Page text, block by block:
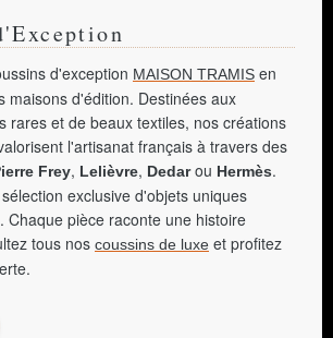
d'exception MAISON TRAMIS en
maisons d'édition. Destinées aux
rares et de beaux textiles, nos créations
l'artisanat français à travers des
Frey, Lelièvre, Dedarou Hermès.
exclusive d'objets uniques
Chaque pièce raconte une histoire
tous nos coussins de luxe et profitez